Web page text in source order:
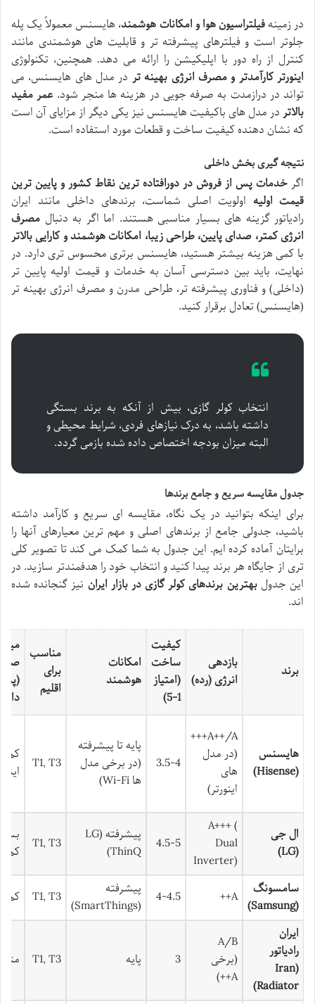
در زمینهفیلتراسیون هوا و امکانات هوشمند، هایسنس معمولاً یک پله
جلوتر است و فیلترهای پیشرفته تر و قابلیت های هوشمندی مانند
کنترل از راه دور با اپلیکیشن را ارائه می دهد. همچنین، تکنولوژی
اینورتر کارآمدتر و مصرف انرژی بهینه تر در مدل های هایسنس، می
تواند در درازمدت به صرفه جویی در هزینه ها منجر شود.عمر مفید
بالاتردر مدل های باکیفیت هایسنس نیز یکی دیگر از مزایای آن است
که نشان دهنده کیفیت ساخت و قطعات مورد استفاده است.
نتیجه گیری بخش داخلی
اگر خدمات پس از فروش در دورافتاده ترین نقاط کشور و پایین ترین
قیمت اولیه اولویت اصلی شماست، برندهای داخلی مانند ایران
رادیاتور گزینه های بسیار مناسبی هستند. اما اگر به دنبال مصرف
انرژی کمتر، صدای پایین، طراحی زیبا، امکانات هوشمند و کارایی بالاتر
با کمی هزینه بیشتر هستید، هایسنس برتری محسوس تری دارد. در
نهایت، باید بین دسترسی آسان به خدمات و قیمت اولیه پایین تر
(داخلی) و فناوری پیشرفته تر، طراحی مدرن و مصرف انرژی بهینه تر
(هایسنس) تعادل برقرار کنید.
انتخاب کولر گازی، بیش از آنکه به برند بستگی
داشته باشد، به درک نیازهای فردی، شرایط محیطی و
البته میزان بودجه اختصاص داده شده بازمی گردد.
جدول مقایسه سریع و جامع برندها
برای اینکه بتوانید در یک نگاه، مقایسه ای سریع و کارآمد داشته
باشید، جدولی جامع از برندهای اصلی و مهم ترین معیارهای آنها را
برایتان آماده کرده ایم. این جدول به شما کمک می کند تا تصویر کلی
تری از جایگاه هر برند پیدا کنید و انتخاب خود را هدفمندتر سازید. در
این جدولبهترین برندهای کولر گازی در بازار ایران نیز گنجانده شده
اند.
برند
بازدهی
انرژی (رده)
کیفیت
ساخت
(امتیاز
1-5)
امکانات
هوشمند
مناسب
برای
اقلیم
صدا
(پنل
هایسنس
(Hisense)
A++/A+++
(در مدل
های
اینورتر)
3.5-4
پایه تا پیشرفته
(در برخی مدل
ها Wi-Fi)
T1, T3
کم
ال جی
(LG)
A+++ (
Dual
Inverter)
4.5-5
پیشرفته (LG
ThinQ)
T1, T3
کم
سامسونگ
(Samsung)
A++
4-4.5
پیشرفته
(SmartThings)
T1, T3
کم
ایران
رادیاتور
(Iran
Radiator)
A/B
(برخی
A++)
3 پایه T1, T3